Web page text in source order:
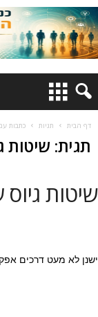
דף הבית תגיות כתבות
תגית: שיטות
שיטות גיוס
ישנן לא מעט דרכים